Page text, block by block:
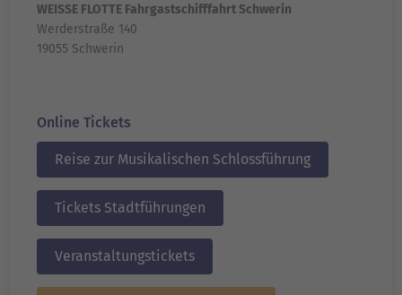
WEISSE FLOTTE Fahrgastschifffahrt Schwerin
Werderstraße 140
19055 Schwerin
Online Tickets
Reise zur Musikalischen Schlossführung
Tickets Stadtführungen
Veranstaltungstickets